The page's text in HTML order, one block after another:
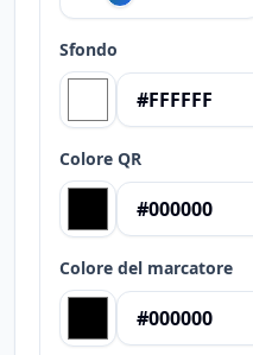
Sfondo
Colore QR
Colore del marcatore